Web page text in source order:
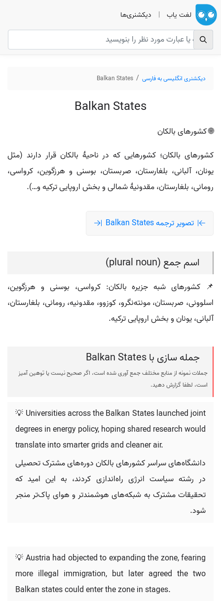
لغت یاب | دیکشنری‌ها
دیکشنری انگلیسی به فارسی Balkan States
Balkan States
🌐 کشورهای بالکان
کشورهای بالکان؛ کشورهایی که در ناحیهٔ بالکان قرار دارند (مثل
یونان، آلبانی، بلغارستان، صربستان، بوسنی و هرزگوین، کرواسی،
رومانی، بلغارستان، مقدونیهٔ شمالی و بخش اروپایی ترکیه و…).
تصویر ترجمه Balkan States
اسم جمع (plural noun)
📌 کشورهای شبه جزیره بالکان: کرواسی، بوسنی و هرزگوین،
اسلوونی، صربستان، مونته‌نگرو، کوزوو، مقدونیه، رومانی، بلغارستان،
آلبانی، یونان و بخش اروپایی ترکیه.
جمله سازی با Balkan States
جملات نمونه از منابع مختلف جمع آوری شده است، اگر صحیح نیست یا توهین آمیز
است، لطفا گزارش دهید.
💡 Universities across the Balkan States launched joint
degrees in energy policy, hoping shared research would
translate into smarter grids and cleaner air.
دانشگاه‌های سراسر کشورهای بالکان دوره‌های مشترک تحصیلی
در رشته سیاست انرژی راه‌اندازی کردند، به این امید که
تحقیقات مشترک به شبکه‌های هوشمندتر و هوای پاک‌تر منجر
شود.
💡 Austria had objected to expanding the zone, fearing
more illegal immigration, but later agreed the two
Balkan states could enter the zone in stages.